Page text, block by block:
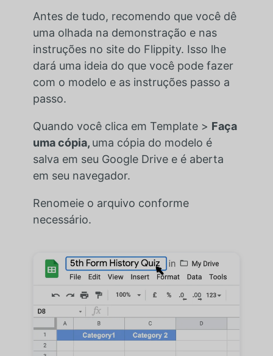
Antes de tudo, recomendo que você dê
uma olhada na demonstração e nas
instruções no site do Flippity. Isso lhe
dará uma ideia do que você pode fazer
com o modelo e as instruções passo a
passo.
Quando você clica em Template > Faça
uma cópia, uma cópia do modelo é
salva em seu Google Drive e é aberta
em seu navegador.
Renomeie o arquivo conforme
necessário.